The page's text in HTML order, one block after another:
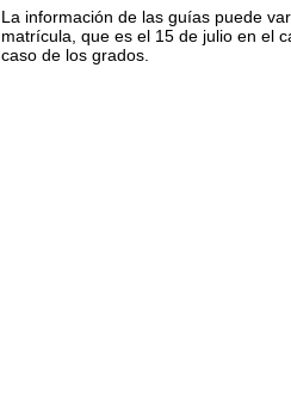
La información de las guías puede
matrícula, que es el 15 de julio en el
caso de los grados.